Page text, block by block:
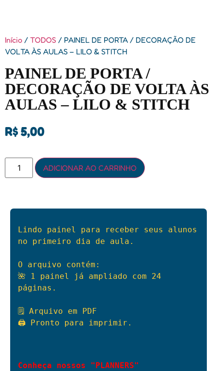
Início / TODOS / PAINEL DE PORTA / DECORAÇÃO DE
VOLTA ÀS AULAS – LILO & STITCH
PAINEL DE PORTA /
DECORAÇÃO DE VOLTA ÀS
AULAS – LILO & STITCH
R$5,00
ADICIONAR AO CARRINHO
Lindo painel para receber seus alunos
no primeiro dia de aula.
O arquivo contém:
🌺 1 painel já ampliado com 24
páginas.
🗒 Arquivo em PDF
🖨 Pronto para imprimir.
Conheça nossos "PLANNERS"